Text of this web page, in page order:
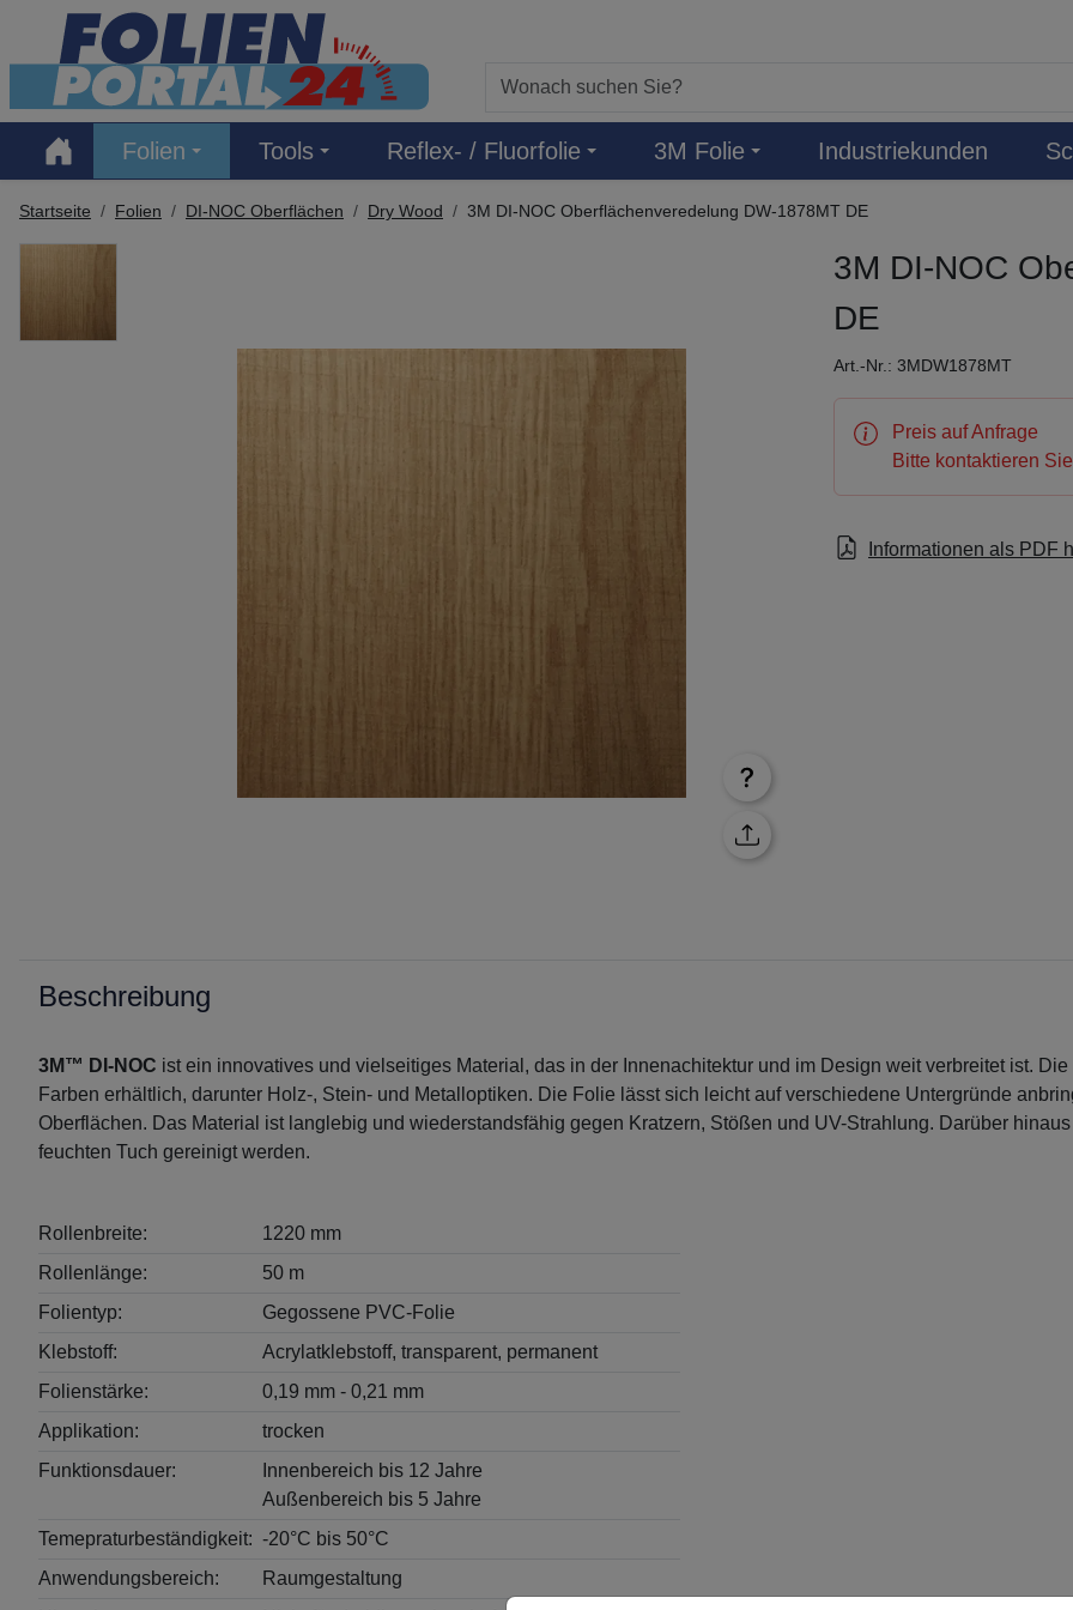
Hauptregion der Seite anspringen
Folien Tools Reflex- / Fluorfolie 3M Folie Industriekunden
Startseite Folien DI-NOC Oberflächen Dry Wood 3M DI-NOC Oberflächenveredelung DW-1878MT DE
3M DI-NOC
DE
Art.-Nr.: 3MDW1878MT
Preis auf Anfrage
Bitte kontaktieren
Informationen als PDF
Beschreibung
3M™ DI-NOC ist ein innovatives und vielseitiges Material, das in der Innenachitektur und im Design weit verbreitet ist.
Farben erhältlich, darunter Holz-, Stein- und Metalloptiken. Die Folie lässt sich leicht auf verschiedene Untergründe
Oberflächen. Das Material ist langlebig und wiederstandsfähig gegen Kratzern, Stößen und UV-Strahlung. Darüber
feuchten Tuch gereinigt werden.
Rollenbreite:
1220 mm
Rollenlänge:
50 m
Folientyp:
Gegossene PVC-Folie
Klebstoff:
Acrylatklebstoff, transparent, permanent
Folienstärke:
0,19 mm - 0,21 mm
Applikation:
trocken
Funktionsdauer:
Innenbereich bis 12 Jahre
Außenbereich bis 5 Jahre
Temepraturbeständigkeit: -20°C bis 50°C
Anwendungsbereich:
Raumgestaltung